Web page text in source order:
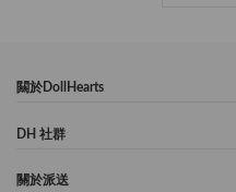
闗於DollHearts
DH 社群
關於派送